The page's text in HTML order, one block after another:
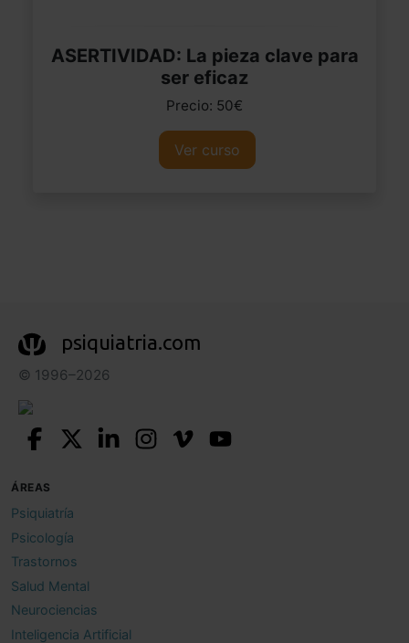
ASERTIVIDAD: La pieza clave para
ser eficaz
Precio: 50€
Ver curso
psiquiatria.com
© 1996–2026
ÁREAS
Psiquiatría
Psicología
Trastornos
Salud Mental
Neurociencias
Inteligencia Artificial